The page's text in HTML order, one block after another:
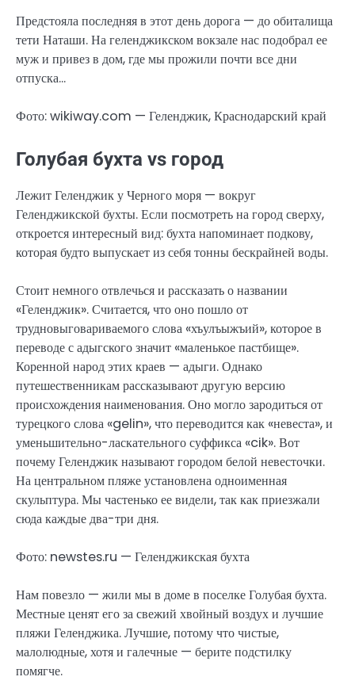
Предстояла последняя в этот день дорога — до обиталища
тети Наташи. На геленджикском вокзале нас подобрал ее
муж и привез в дом, где мы прожили почти все дни
отпуска…
Фото: wikiway.com — Геленджик, Краснодарский край
Голубая бухта vs город
Лежит Геленджик у Черного моря — вокруг
Геленджикской бухты. Если посмотреть на город сверху,
откроется интересный вид: бухта напоминает подкову,
которая будто выпускает из себя тонны бескрайней воды.
Стоит немного отвлечься и рассказать о названии
«Геленджик». Считается, что оно пошло от
трудновыговариваемого слова «хъулъыжъий», которое в
переводе с адыгского значит «маленькое пастбище».
Коренной народ этих краев — адыги. Однако
путешественникам рассказывают другую версию
происхождения наименования. Оно могло зародиться от
турецкого слова «gelin», что переводится как «невеста», и
уменьшительно-ласкательного суффикса «cik». Вот
почему Геленджик называют городом белой невесточки.
На центральном пляже установлена одноименная
скульптура. Мы частенько ее видели, так как приезжали
сюда каждые два-три дня.
Фото: newstes.ru — Геленджикская бухта
Нам повезло — жили мы в доме в поселке Голубая бухта.
Местные ценят его за свежий хвойный воздух и лучшие
пляжи Геленджика. Лучшие, потому что чистые,
малолюдные, хотя и галечные — берите подстилку
помягче.